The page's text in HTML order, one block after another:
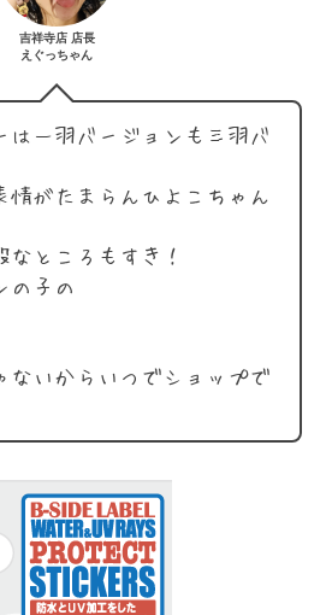
吉祥寺店 店長
えぐっちゃん
は一羽バージョンも三羽バ
情がたまらんひよこちゃん
ところもすき！
の子の
ないからいつでショップで